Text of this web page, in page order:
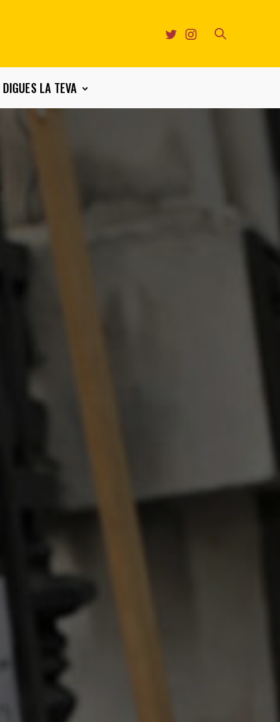
DIGUES LA TEVA